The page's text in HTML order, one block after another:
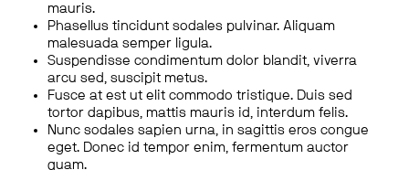
mauris.
Phasellus tincidunt sodales pulvinar. Aliquam
malesuada semper ligula.
Suspendisse condimentum dolor blandit, viverra
arcu sed, suscipit metus.
Fusce at est ut elit commodo tristique. Duis sed
tortor dapibus, mattis mauris id, interdum felis.
Nunc sodales sapien urna, in sagittis eros congue
eget. Donec id tempor enim, fermentum auctor
quam.